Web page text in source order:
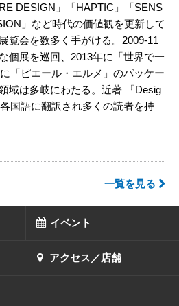
DESIGN」「HAPTIC」「SENS
」など時代の価値観を更新して
覧会を数多く手がける。2009-11
個展を巡回、2013年に「世界で一
「ピエール・エルメ」のパッケー
域は多岐にわたる。近著 『Desig
国語に翻訳され多くの読者を持
一覧を見る
イベント
アクセス／店舗